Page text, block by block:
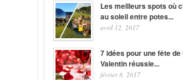
Les meilleurs spots où
au soleil entre potes...
avril 12, 2017
7 idées pour une fête de
Valentin réussie...
février 8, 2017